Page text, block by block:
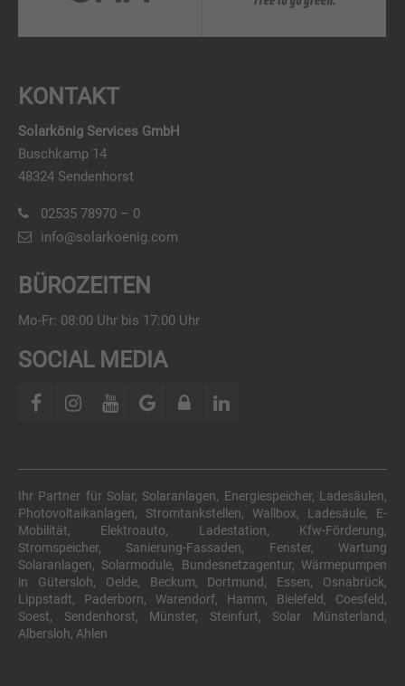
KONTAKT
Solarkönig Services GmbH
Buschkamp 14
48324 Sendenhorst
02535 78970 – 0
info@solarkoenig.com
BÜROZEITEN
Mo-Fr: 08:00 Uhr bis 17:00 Uhr
SOCIAL MEDIA
Ihr Partner für Solar, Solaranlagen, Energiespeicher, Ladesäulen,
Photovoltaikanlagen, Stromtankstellen, Wallbox, Ladesäule, E-
Mobilität, Elektroauto, Ladestation, Kfw-Förderung,
Stromspeicher, Sanierung-Fassaden, Fenster, Wartung
Solaranlagen, Solarmodule, Bundesnetzagentur, Wärmepumpen
in Gütersloh, Oelde, Beckum, Dortmund, Essen, Osnabrück,
Lippstadt, Paderborn, Warendorf, Hamm, Bielefeld, Coesfeld,
Soest, Sendenhorst, Münster, Steinfurt, Solar Münsterland,
Albersloh, Ahlen